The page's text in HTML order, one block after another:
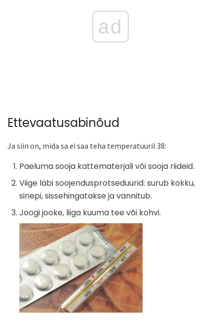
ad
Ettevaatusabinõud
Ja siin on, mida sa ei saa teha temperatuuril 38:
Paeluma sooja kattematerjali või sooja riideid.
Viige läbi soojendusprotseduurid: surub kokku,
sinepi, sissehingatakse ja vannitub.
Joogi jooke, liiga kuuma tee või kohvi.